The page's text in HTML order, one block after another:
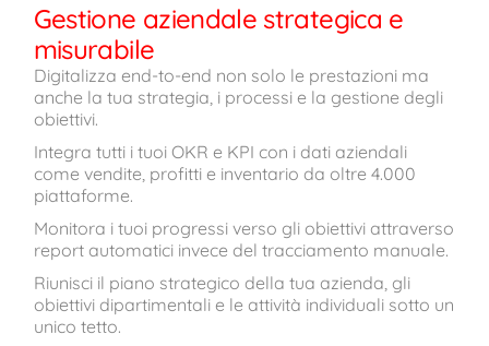
Gestione aziendale strategica e
misurabile
Digitalizza end-to-end non solo le prestazioni ma
anche la tua strategia, i processi e la gestione degli
obiettivi.
Integra tutti i tuoi OKR e KPI con i dati aziendali
come vendite, profitti e inventario da oltre 4.000
piattaforme.
Monitora i tuoi progressi verso gli obiettivi attraverso
report automatici invece del tracciamento manuale.
Riunisci il piano strategico della tua azienda, gli
obiettivi dipartimentali e le attività individuali sotto un
unico tetto.